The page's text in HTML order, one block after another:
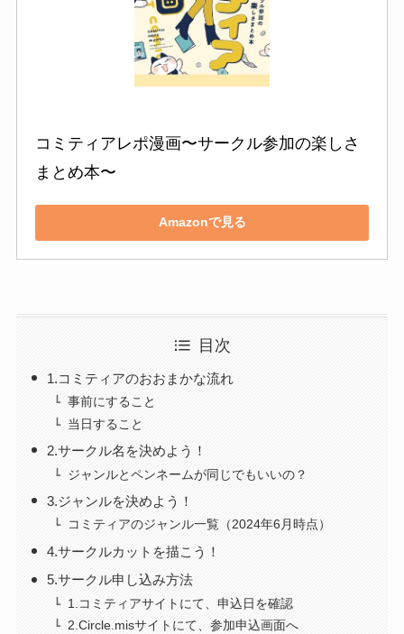
コミティアレポ漫画〜サークル参加の楽しさ
まとめ本〜
Amazonで見る
目次
1.コミティアのおおまかな流れ
事前にすること
当日すること
2.サークル名を決めよう！
ジャンルとペンネームが同じでもいいの？
3.ジャンルを決めよう！
コミティアのジャンル一覧（2024年6月時点）
4.サークルカットを描こう！
5.サークル申し込み方法
1.コミティアサイトにて、申込日を確認
2.Circle.misサイトにて、参加申込画面へ